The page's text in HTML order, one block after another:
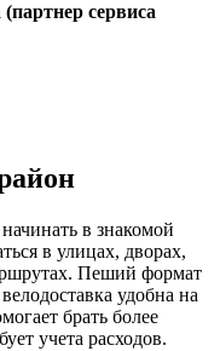
сервиса
в знакомой
в улицах, дворах,
Пеший формат
удобна на
брать более
учета расходов.